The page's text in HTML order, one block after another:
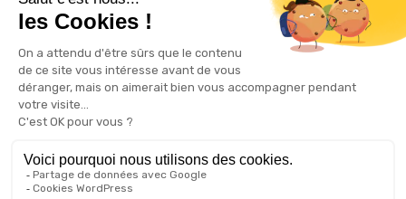
tombe bien ! Un grand nombre de produits présents sur Good Act
sont fabriqués en France et en Europe.
Notre sélection RSEvous
permet de trouver un goodies parfait pour votre campagne de
communication. Des produits fabriqués avec amour dans de